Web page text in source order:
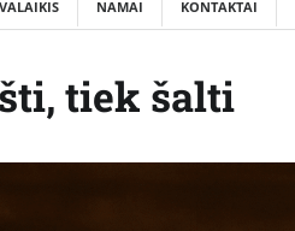
NAMAI KONTAKTAI
tiek šalti